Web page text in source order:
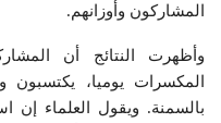
المشاركون وأوزانهم.
المكسرات يوميا، يكتسبون
بالسمنة. ويقول العلماء إن